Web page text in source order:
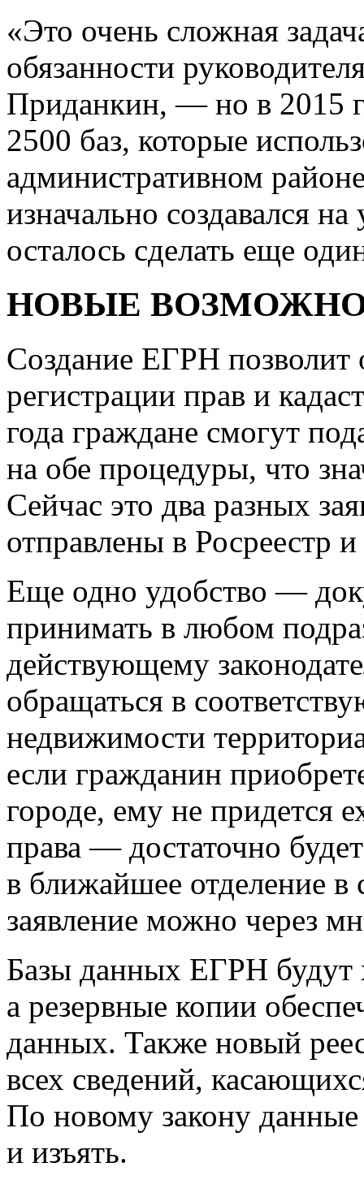
«Это очень сложная
обязанности
Приданкин, — но в 2015
2500 баз, которые
административном
изначально создавался
осталось сделать еще
НОВЫЕ
Создание ЕГРН позволит
регистрации прав и
года граждане смогут
на обе процедуры, что
Сейчас это два разных
отправлены в Росреестр
Еще одно удобство —
принимать в любом
действующему
обращаться в
недвижимости
если гражданин
городе, ему не придется
права — достаточно
в ближайшее отделение в
заявление можно через
Базы данных ЕГРН будут
а резервные копии
данных. Также новый
всех сведений,
По новому закону данные
и изъять.